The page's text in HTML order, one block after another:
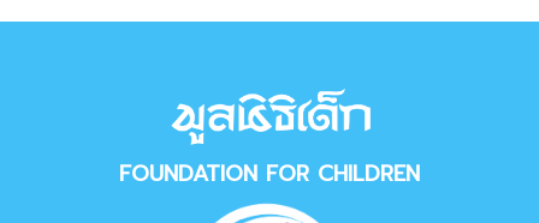
FOUNDATION FOR CHILDREN